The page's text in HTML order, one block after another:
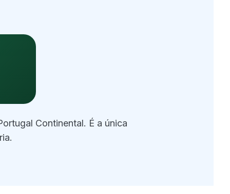
Continental. É a única